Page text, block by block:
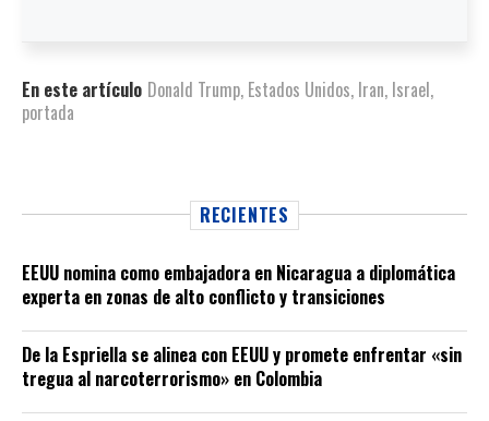
En este artículo Donald Trump, Estados Unidos, Iran, Israel,
portada
RECIENTES
EEUU nomina como embajadora en Nicaragua a diplomática
experta en zonas de alto conflicto y transiciones
De la Espriella se alinea con EEUU y promete enfrentar «sin
tregua al narcoterrorismo» en Colombia